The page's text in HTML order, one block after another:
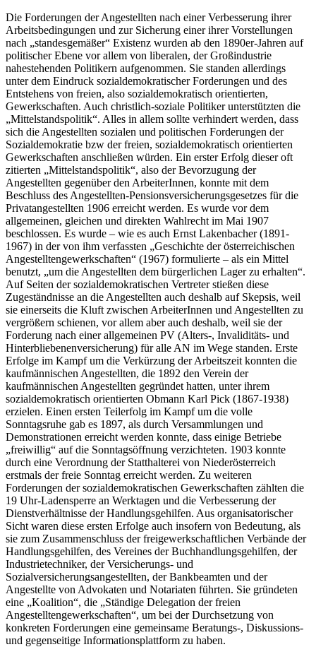
Die Forderungen der Angestellten nach einer Verbesserung ihrer
Arbeitsbedingungen und zur Sicherung einer ihrer Vorstellungen
nach „standesgemäßer“ Existenz wurden ab den 1890er-Jahren auf
politischer Ebene vor allem von liberalen, der Großindustrie
nahestehenden Politikern aufgenommen. Sie standen allerdings
unter dem Eindruck sozialdemokratischer Forderungen und des
Entstehens von freien, also sozialdemokratisch orientierten,
Gewerkschaften. Auch christlich-soziale Politiker unterstützten die
„Mittelstandspolitik“. Alles in allem sollte verhindert werden, dass
sich die Angestellten sozialen und politischen Forderungen der
Sozialdemokratie bzw der freien, sozialdemokratisch orientierten
Gewerkschaften anschließen würden. Ein erster Erfolg dieser oft
zitierten „Mittelstandspolitik“, also der Bevorzugung der
Angestellten gegenüber den ArbeiterInnen, konnte mit dem
Beschluss des Angestellten-Pensionsversicherungsgesetzes für die
Privatangestellten 1906 erreicht werden. Es wurde vor dem
allgemeinen, gleichen und direkten Wahlrecht im Mai 1907
beschlossen. Es wurde – wie es auch Ernst Lakenbacher (1891-
1967) in der von ihm verfassten „Geschichte der österreichischen
Angestelltengewerkschaften“ (1967) formulierte – als ein Mittel
benutzt, „um die Angestellten dem bürgerlichen Lager zu erhalten“.
Auf Seiten der sozialdemokratischen Vertreter stießen diese
Zugeständnisse an die Angestellten auch deshalb auf Skepsis, weil
sie einerseits die Kluft zwischen ArbeiterInnen und Angestellten zu
vergrößern schienen, vor allem aber auch deshalb, weil sie der
Forderung nach einer allgemeinen PV (Alters-, Invaliditäts- und
Hinterbliebenenversicherung) für alle AN im Wege standen. Erste
Erfolge im Kampf um die Verkürzung der Arbeitszeit konnten die
kaufmännischen Angestellten, die 1892 den Verein der
kaufmännischen Angestellten gegründet hatten, unter ihrem
sozialdemokratisch orientierten Obmann Karl Pick (1867-1938)
erzielen. Einen ersten Teilerfolg im Kampf um die volle
Sonntagsruhe gab es 1897, als durch Versammlungen und
Demonstrationen erreicht werden konnte, dass einige Betriebe
„freiwillig“ auf die Sonntagsöffnung verzichteten. 1903 konnte
durch eine Verordnung der Statthalterei von Niederösterreich
erstmals der freie Sonntag erreicht werden. Zu weiteren
Forderungen der sozialdemokratischen Gewerkschaften zählten die
19 Uhr-Ladensperre an Werktagen und die Verbesserung der
Dienstverhältnisse der Handlungsgehilfen. Aus organisatorischer
Sicht waren diese ersten Erfolge auch insofern von Bedeutung, als
sie zum Zusammenschluss der freigewerkschaftlichen Verbände der
Handlungsgehilfen, des Vereines der Buchhandlungsgehilfen, der
Industrietechniker, der Versicherungs- und
Sozialversicherungsangestellten, der Bankbeamten und der
Angestellte von Advokaten und Notariaten führten. Sie gründeten
eine „Koalition“, die „Ständige Delegation der freien
Angestelltengewerkschaften“, um bei der Durchsetzung von
konkreten Forderungen eine gemeinsame Beratungs-, Diskussions-
und gegenseitige Informationsplattform zu haben.